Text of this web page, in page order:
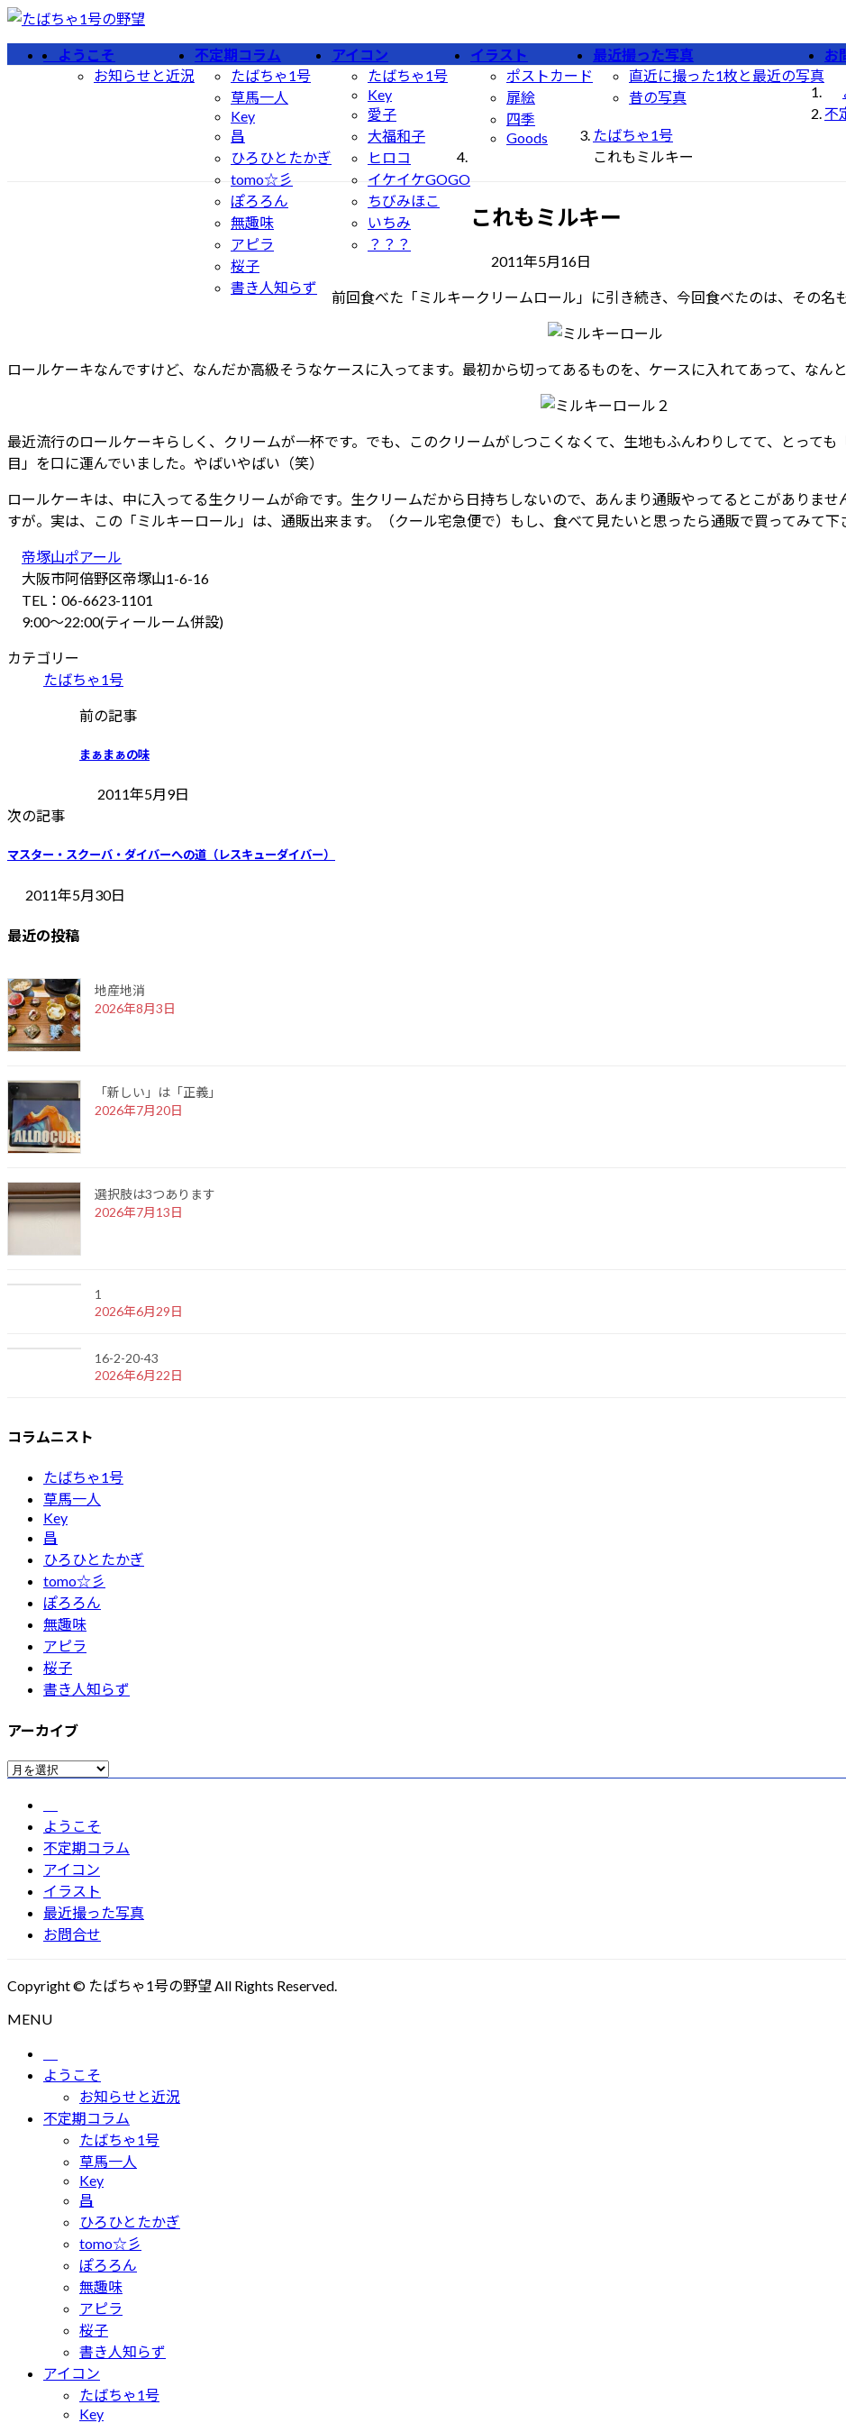
コ
ン
テ
ナ
ビ
ゲ
ようこそ
お知らせと近況
不定期コラム
たばちゃ1号
草馬一人
Key
昌
ひろひとたかぎ
tomo☆彡
ぽろろん
無趣味
アピラ
桜子
書き人知らず
アイコン
たばちゃ1号
Key
愛子
大福和子
ヒロコ
イケイケGOGO
ちびみほこ
いちみ
？？？
イラスト
ポストカード
扉絵
四季
Goods
最近撮った写真
直近に撮った1枚と最近の写真
昔の写真
お
不
たばちゃ1号
これもミルキー
これもミルキー
2011年5月16日
更
新
時
前回食べた「ミルキークリームロール」に引き続き、今回食べたのは、その名
ロールケーキなんですけど、なんだか高級そうなケースに入ってます。最初から切ってあるものを、ケースに入れてあって、なん
最近流行のロールケーキらしく、クリームが一杯です。でも、このクリームがしつこくなくて、生地もふんわりしてて、とって
目」を口に運んでいました。やばいやばい（笑）
ロールケーキは、中に入ってる生クリームが命です。生クリームだから日持ちしないので、あんまり通販やってるとこがありま
すが。実は、この「ミルキーロール」は、通販出来ます。（クール宅急便で）もし、食べて見たいと思ったら通販で買ってみて下
帝塚山ポアール
大阪市阿倍野区帝塚山1-6-16
TEL：06-6623-1101
9:00～22:00(ティールーム併設)
カテゴリー
たばちゃ1号
前の記事
まぁまぁの味
2011年5月9日
次の記事
マスター・スクーバ・ダイバーへの道（レスキューダイバー）
2011年5月30日
最近の投稿
地産地消
2026年8月3日
「新しい」は「正義」
2026年7月20日
選択肢は3つあります
2026年7月13日
1
2026年6月29日
16-2-20-43
2026年6月22日
コラムニスト
たばちゃ1号
草馬一人
Key
昌
ひろひとたかぎ
tomo☆彡
ぽろろん
無趣味
アピラ
桜子
書き人知らず
アーカイブ
ア
ようこそ
不定期コラム
アイコン
イラスト
最近撮った写真
お問合せ
Copyright © たばちゃ1号の野望 All Rights Reserved.
MENU
ようこそ
お知らせと近況
不定期コラム
たばちゃ1号
草馬一人
Key
昌
ひろひとたかぎ
tomo☆彡
ぽろろん
無趣味
アピラ
桜子
書き人知らず
アイコン
たばちゃ1号
Key